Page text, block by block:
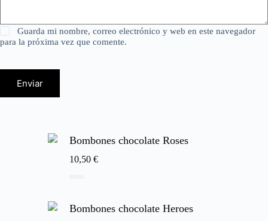
Guarda mi nombre, correo electrónico y web en este navegador
para la próxima vez que comente.
Enviar
Bombones chocolate Roses
10,50 €
e
Bombones chocolate Heroes